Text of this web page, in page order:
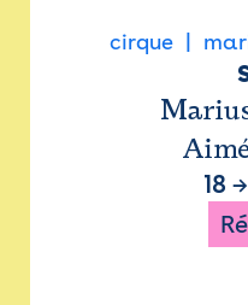
cirque
18 →